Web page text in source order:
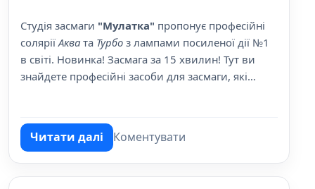
Студія засмаги "Мулатка" пропонує професійні
солярії Аква та Турбо з лампами посиленої дії №1
в світі. Новинка! Засмага за 15 хвилин! Тут ви
знайдете професійні засоби для засмаги, які
Читати даліпро Студія засмаги "Мулатка"
Коментувати